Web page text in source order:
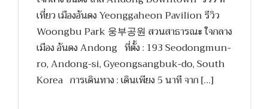
เที่ยว เมืองอันดง Yeonggaheon Pavilion รีวิว
Woongbu Park 웅부공원 สวนสาธารณะ ใจกลาง
เมือง อันดง Andong ที่ตั้ง : 193 Seodongmun-
ro, Andong-si, Gyeongsangbuk-do, South
Korea การเดินทาง : เดินเพียง 5 นาที จาก […]